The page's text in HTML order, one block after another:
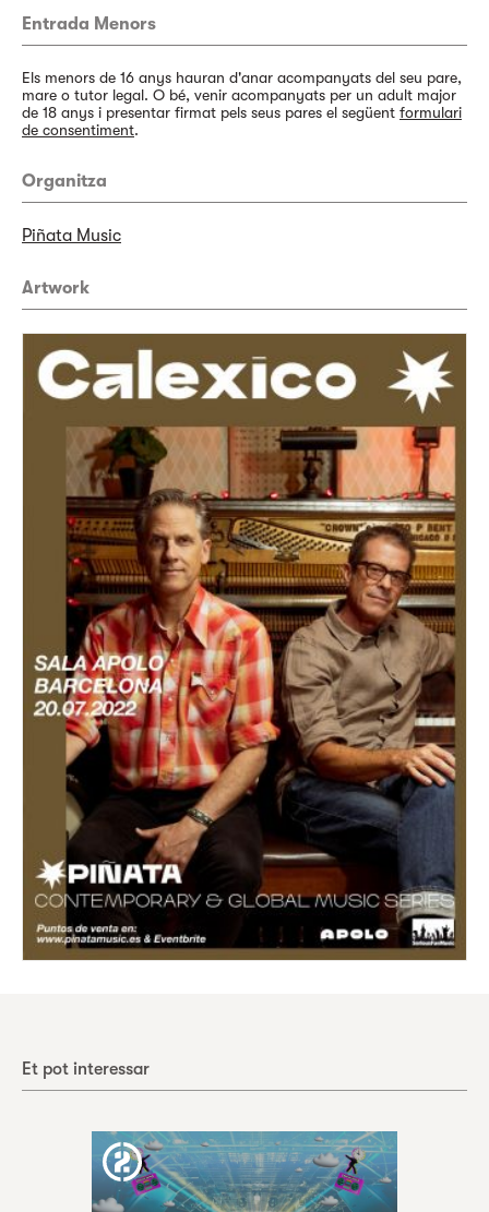
Entrada Menors
Els menors de 16 anys hauran d'anar acompanyats del seu pare,
mare o tutor legal. O bé, venir acompanyats per un adult major
de 18 anys i presentar firmat pels seus pares el següent formulari
de consentiment.
Organitza
Piñata Music
Artwork
Et pot interessar